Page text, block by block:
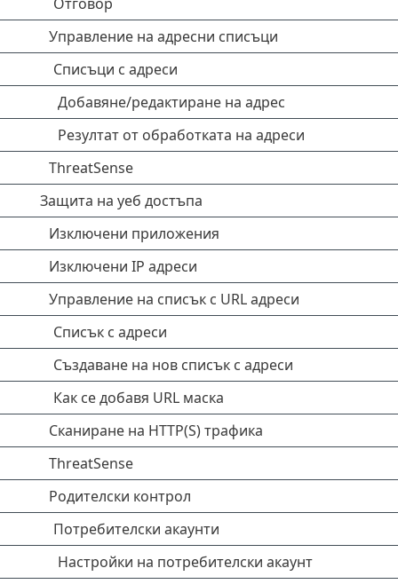
Управление на адресни списъци
Списъци с адреси
Добавяне/редактиране на адрес
Резултат от обработката на адреси
ThreatSense
Защита на уеб достъпа
Изключени приложения
Изключени IP адреси
Управление на списък с URL адреси
Списък с адреси
Създаване на нов списък с адреси
Как се добавя URL маска
Сканиране на HTTP(S) трафика
ThreatSense
Родителски контрол
Потребителски акаунти
Настройки на потребителски акаунт